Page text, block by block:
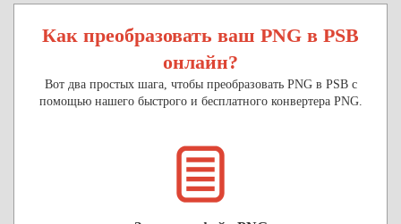
Как преобразовать ваш PNG в PSB
онлайн?
Вот два простых шага, чтобы преобразовать PNG в PSB с
помощью нашего быстрого и бесплатного конвертера PNG.